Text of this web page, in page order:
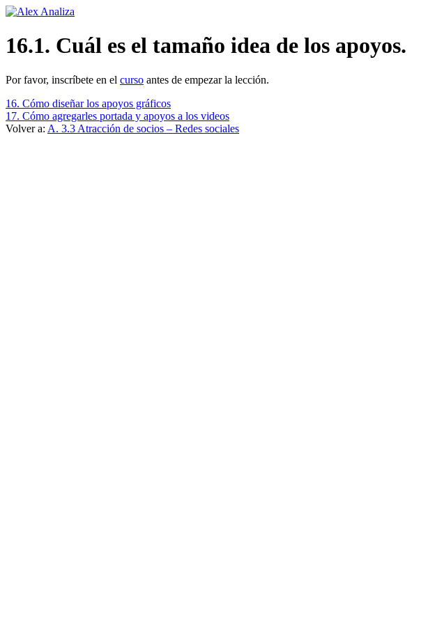
Ir
contenido
16.1. Cuál es el tamaño idea de los apoyos.
Por favor, inscríbete en el curso antes de empezar la lección.
16. Cómo diseñar los apoyos gráficos
17. Cómo agregarles portada y apoyos a los videos
Volver a: A. 3.3 Atracción de socios – Redes sociales